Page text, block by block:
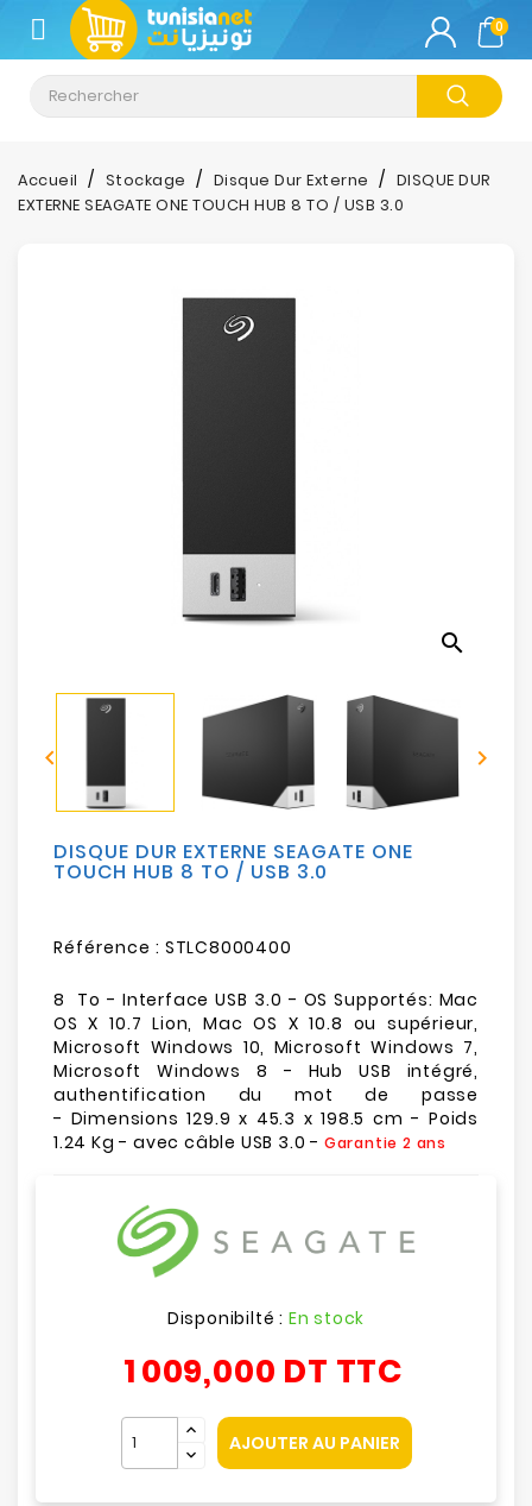
CATÉGORIE
Climatisation
Informatique
Mobilités
0
Accueil Stockage Disque Dur Externe
DISQUE DUR
EXTERNE SEAGATE ONE TOUCH HUB 8 TO / USB 3.0
search
 
DISQUE DUR EXTERNE SEAGATE ONE
TOUCH HUB 8 TO / USB 3.0
Référence : STLC8000400
8 To - Interface USB 3.0 - OS Supportés: Mac
OS X 10.7 Lion, Mac OS X 10.8 ou supérieur,
Microsoft Windows 10, Microsoft Windows 7,
Microsoft Windows 8 - Hub USB intégré,
authentification du mot de passe
- Dimensions 129.9 x 45.3 x 198.5 cm - Poids
1.24 Kg - avec câble USB 3.0 - Garantie 2 ans
Disponibilté : En stock
1 009,000 DT TTC
AJOUTER AU PANIER